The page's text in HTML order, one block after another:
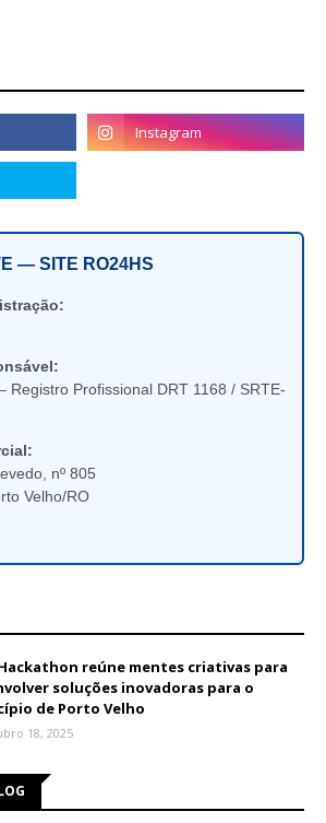
— SITE RO24HS
Registro Profissional DRT 1168 / SRTE-
nº 805
Velho/RO
reúne mentes criativas para
soluções inovadoras para o
de Porto Velho
18, 2025